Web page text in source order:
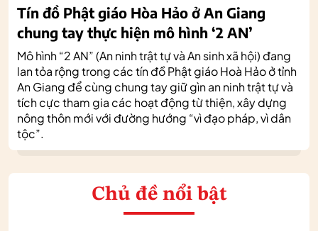
Tín đồ Phật giáo Hòa Hảo ở An Giang
chung tay thực hiện mô hình ‘2 AN’
Mô hình “2 AN” (An ninh trật tự và An sinh xã hội) đang
lan tỏa rộng trong các tín đồ Phật giáo Hoà Hảo ở tỉnh
An Giang để cùng chung tay giữ gìn an ninh trật tự và
tích cực tham gia các hoạt động từ thiện, xây dựng
nông thôn mới với đường hướng “vì đạo pháp, vì dân
tộc”.
Chủ đề nổi bật